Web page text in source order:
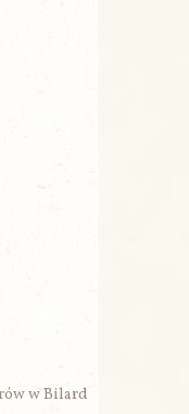
w Bilard